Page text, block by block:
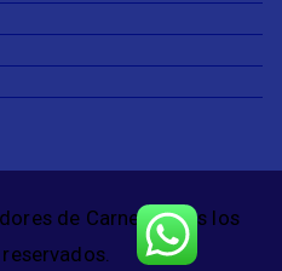
de Carne. Todos los